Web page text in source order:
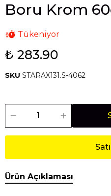
Boru Krom
Tükeniyor
₺ 283.90
SKU STARAX131.S-4062
Ürün Açıklaması